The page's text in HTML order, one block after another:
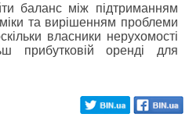
баланс між підтриманням
та вирішенням проблеми
власники нерухомості
прибутковій оренді для